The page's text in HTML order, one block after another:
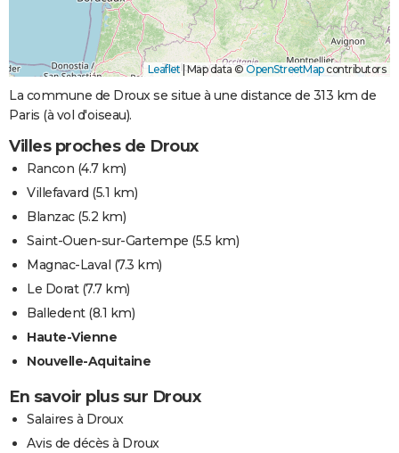
Leaflet|Map data © OpenStreetMapcontributors
La commune de Droux se situe à une distance de 313 km de
Paris (à vol d'oiseau).
Villes proches de Droux
Rancon (4.7 km)
Villefavard (5.1 km)
Blanzac(5.2 km)
Saint-Ouen-sur-Gartempe (5.5 km)
Magnac-Laval (7.3 km)
Le Dorat(7.7 km)
Balledent(8.1 km)
Haute-Vienne
Nouvelle-Aquitaine
En savoir plus sur Droux
Salaires à Droux
Avis de décès à Droux